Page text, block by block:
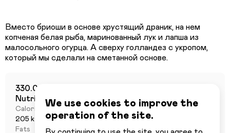
Вместо бриоши в основе хрустящий драник, на нем
копченая белая рыба, маринованный лук и лапша из
малосольного огурца. А сверху голландез с укропом,
330.0 г
Nutritional value per 100 grams
Calories
205 kCal
Proteins
11,58 г
Fats
Carbohydrates
We use cookies to improve the
operation of the site.